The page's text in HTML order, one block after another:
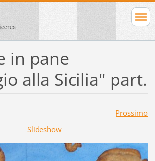
in pane
alla Sicilia" part.
Prossimo
Slideshow